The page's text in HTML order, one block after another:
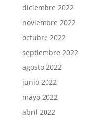
diciembre 2022
noviembre 2022
octubre 2022
septiembre 2022
agosto 2022
junio 2022
mayo 2022
abril 2022